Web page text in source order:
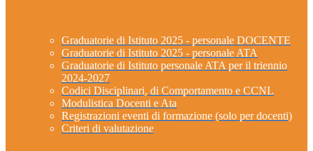
Graduatorie di Istituto 2025 - personale DOCENTE
Graduatorie di Istituto 2025 - personale ATA
Graduatorie di Istituto personale ATA per il triennio
2024-2027
Codici Disciplinari, di Comportamento e CCNL
Modulistica Docenti e Ata
Registrazioni eventi di formazione (solo per docenti)
Criteri di valutazione